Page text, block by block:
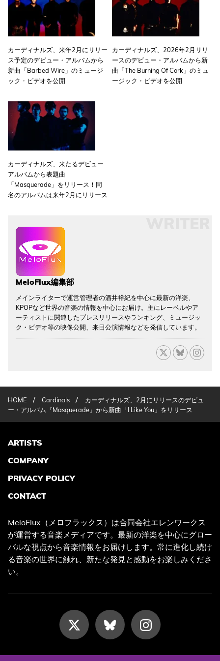
カーディナルズ、来年2月にリリー
ス予定のデビュー・アルバムから
新曲「Barbed Wire」のミュージ
ック・ビデオを公開
カーディナルズ、2026年2月リリ
ースのデビュー・アルバムから新
曲「The Burning Of Cork」のミュ
ージック・ビデオを公開
カーディナルズ、来たるデビュー
アルバムから表題曲
「Masquerade」をリリース！同
名のアルバムは来年2月にリリース
MeloFlux編集部
メインライターで運営管理者の酒井裕紀を中心に最新の洋楽、
KPOPなど世界の音楽の情報を中心にお届け。主にレーベルやア
ーティストに関連したプレスリリースやランキング、ミュージッ
ク・ビデオ等の映像公開、来日公演情報などを発信しています。
HOME / Cardinals /
カーディナルズ、2月にリリースのデビュ
ー・アルバム『Masquerade』から新曲「I Like You」をリリース
ARTISTS
COMPANY
PRIVACY POLICY
CONTACT
MeloFlux（メロフラックス）は合同会社エレンワークス
が運営する音楽メディアです。最新の洋楽を中心にグロー
バルな視点から音楽情報をお届けします。常に進化し続け
る音楽の世界に触れ、新たな発見と感動をお楽しみくださ
い。